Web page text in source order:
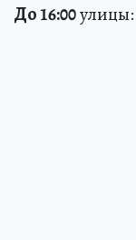
До 16:00улицы: